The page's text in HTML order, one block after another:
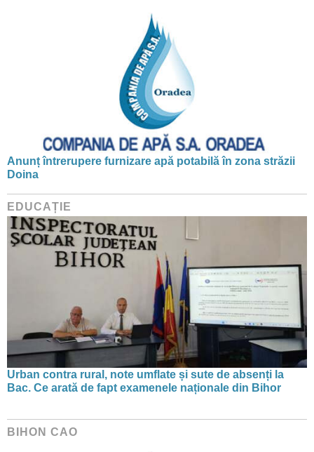
Anunț întrerupere furnizare apă potabilă în zona străzii
Doina
EDUCAȚIE
Urban contra rural, note umflate și sute de absenți la
Bac. Ce arată de fapt examenele naționale din Bihor
BIHON CAO